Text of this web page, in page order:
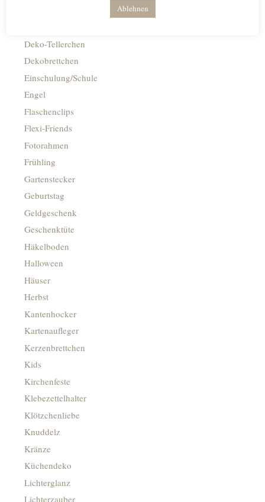
Deko-Tellerchen
Dekobrettchen
Einschulung/Schule
Engel
Flaschenclips
Flexi-Friends
Fotorahmen
Frühling
Gartenstecker
Geburtstag
Geldgeschenk
Geschenktüte
Häkelboden
Halloween
Häuser
Herbst
Kantenhocker
Kartenaufleger
Kerzenbrettchen
Kids
Kirchenfeste
Klebezettelhalter
Klötzchenliebe
Knuddelz
Kränze
Küchendeko
Lichterglanz
Lichterzauber
Ablehnen